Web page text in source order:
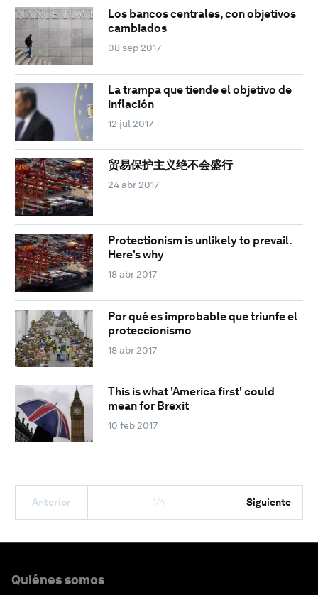
Los bancos centrales, con objetivos
cambiados
08 sep 2017
La trampa que tiende el objetivo de
inflación
12 jul 2017
贸易保护主义绝不会盛行
24 abr 2017
Protectionism is unlikely to prevail.
Here's why
18 abr 2017
Por qué es improbable que triunfe el
proteccionismo
18 abr 2017
This is what 'America first' could
mean for Brexit
10 feb 2017
Anterior 1/4 Siguiente
Quiénes somos